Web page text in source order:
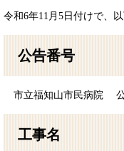
令和6年11月5日付けで、
公告番号
市立福知山市民病院
工事名